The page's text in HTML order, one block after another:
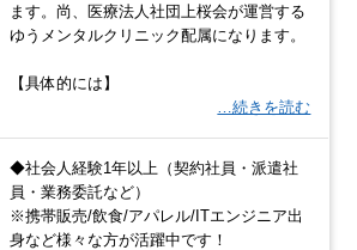
ます。尚、医療法人社団上桜会が運営する
ゆうメンタルクリニック配属になります。
【具体的には】
…続きを読む
◆社会人経験1年以上（契約社員・派遣社
員・業務委託など）
※携帯販売/飲食/アパレル/ITエンジニア出
身など様々な方が活躍中です！